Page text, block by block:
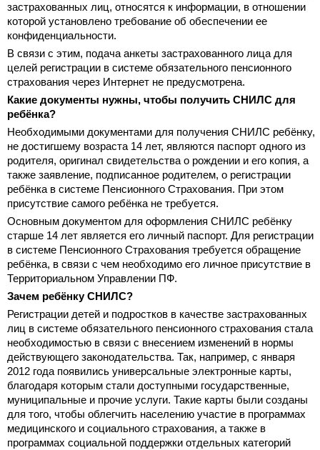
застрахованных лиц, относятся к информации, в отношении
которой установлено требование об обеспечении ее
конфиденциальности.
В связи с этим, подача анкеты застрахованного лица для
целей регистрации в системе обязательного пенсионного
страхования через Интернет не предусмотрена.
Какие документы нужны, чтобы получить СНИЛС для
ребёнка?
Необходимыми документами для получения СНИЛС ребёнку,
не достигшему возраста 14 лет, являются паспорт одного из
родителя, оригинал свидетельства о рождении и его копия, а
также заявление, подписанное родителем, о регистрации
ребёнка в системе Пенсионного Страхования. При этом
присутствие самого ребёнка не требуется.
Основным документом для оформления СНИЛС ребёнку
старше 14 лет является его личный паспорт. Для регистрации
в системе Пенсионного Страхования требуется обращение
ребёнка, в связи с чем необходимо его личное присутствие в
Территориальном Управлении ПФ.
Зачем ребёнку СНИЛС?
Регистрации детей и подростков в качестве застрахованных
лиц в системе обязательного пенсионного страхования стала
необходимостью в связи с внесением изменений в нормы
действующего законодательства. Так, например, с января
2012 года появились универсальные электронные карты,
благодаря которым стали доступными государственные,
муниципальные и прочие услуги. Такие карты были созданы
для того, чтобы облегчить населению участие в программах
медицинского и социального страхования, а также в
программах социальной поддержки отдельных категорий